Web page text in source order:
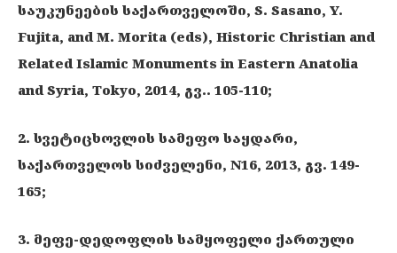
საუკუნეების საქართველოში, S. Sasano, Y.
Fujita, and M. Morita (eds), Historic Christian and
Related Islamic Monuments in Eastern Anatolia
and Syria, Tokyo, 2014, გვ.. 105-110;
2. სვეტიცხოვლის სამეფო საყდარი,
საქართველოს სიძველენი, N16, 2013, გვ. 149-
165;
3. მეფე-დედოფლის სამყოფელი ქართული